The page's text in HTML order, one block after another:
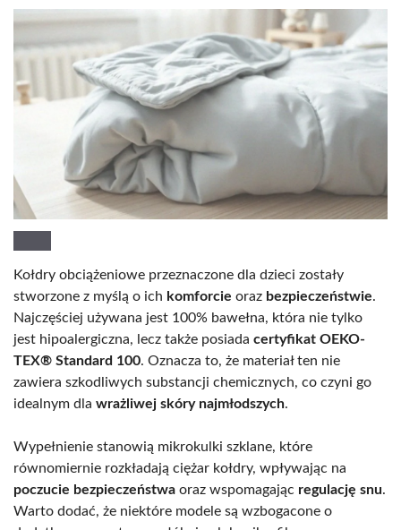
Kołdry obciążeniowe przeznaczone dla dzieci zostały
stworzone z myślą o ich komforcie oraz bezpieczeństwie.
Najczęściej używana jest 100% bawełna, która nie tylko
jest hipoalergiczna, lecz także posiada certyfikat OEKO-
TEX® Standard 100. Oznacza to, że materiał ten nie
zawiera szkodliwych substancji chemicznych, co czyni go
idealnym dla wrażliwej skóry najmłodszych.
Wypełnienie stanowią mikrokulki szklane, które
równomiernie rozkładają ciężar kołdry, wpływając na
poczucie bezpieczeństwa oraz wspomagając regulację snu.
Warto dodać, że niektóre modele są wzbogacone o